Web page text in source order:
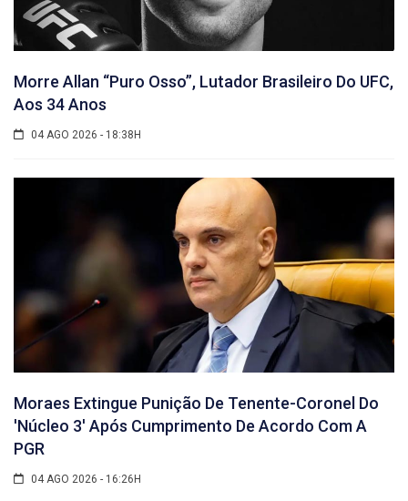
Morre Allan “Puro Osso”, Lutador Brasileiro Do UFC,
Aos 34 Anos
04 AGO 2026 - 18:38H
Moraes Extingue Punição De Tenente-Coronel Do
'núcleo 3' Após Cumprimento De Acordo Com A
PGR
04 AGO 2026 - 16:26H